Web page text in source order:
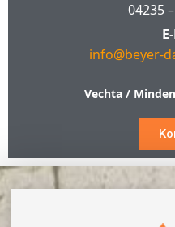
04235
info@beyer-
Vechta /